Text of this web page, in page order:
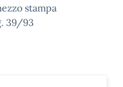
stampa
39/93